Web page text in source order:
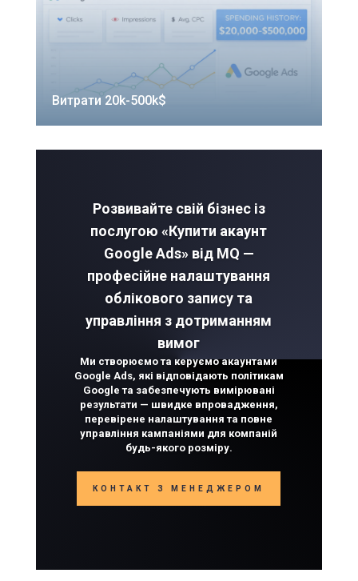
Витрати 20k-500k$
Розвивайте свій бізнес із
послугою «Купити акаунт
Google Ads» від MQ —
професійне налаштування
облікового запису та
управління з дотриманням
вимог
Ми створюємо та керуємо акаунтами
Google Ads, які відповідають політикам
Google та забезпечують вимірювані
результати — швидке впровадження,
перевірене налаштування та повне
управління кампаніями для компаній
будь-якого розміру.
КОНТАКТ З МЕНЕДЖЕРОМ